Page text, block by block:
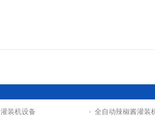
装机设备 全自动辣椒酱灌装